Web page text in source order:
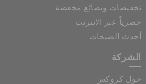
تخفيضات وبضائع مخفضة
حصرياً عبر الانترنت
أحدث الصيحات
الشركة
حول كروكس